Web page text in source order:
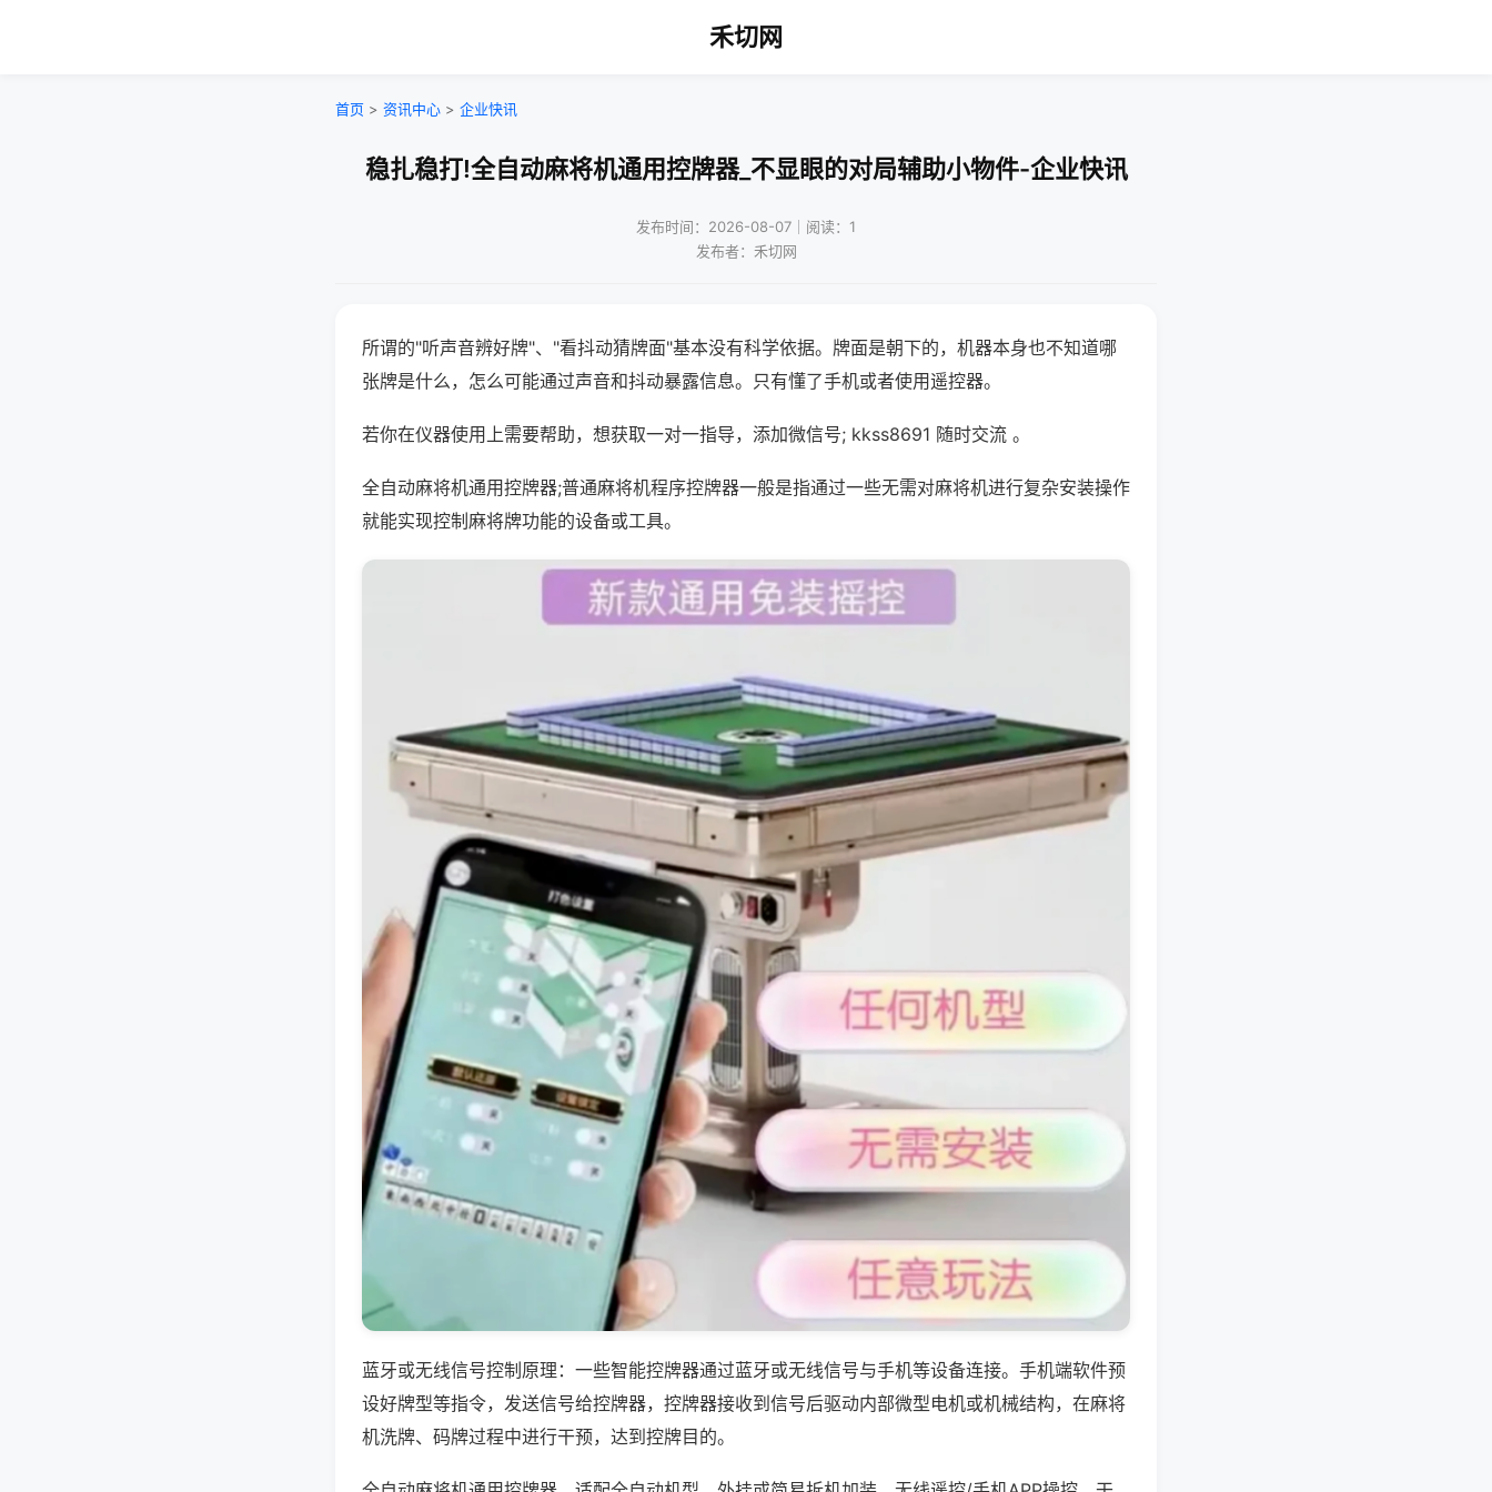
禾切网
首页 > 资讯中心 > 企业快讯
稳扎稳打!全自动麻将机通用控牌器_不显眼的对局辅助小物件-企业快讯
发布时间：2026-08-07｜阅读：1
发布者：禾切网
所谓的"听声音辨好牌"、"看抖动猜牌面"基本没有科学依据。牌面是朝下的，机器本身也不知道哪
张牌是什么，怎么可能通过声音和抖动暴露信息。只有懂了手机或者使用遥控器。
若你在仪器使用上需要帮助，想获取一对一指导，添加微信号; kkss8691 随时交流 。
全自动麻将机通用控牌器;普通麻将机程序控牌器一般是指通过一些无需对麻将机进行复杂安装操作
就能实现控制麻将牌功能的设备或工具。
蓝牙或无线信号控制原理：一些智能控牌器通过蓝牙或无线信号与手机等设备连接。手机端软件预
设好牌型等指令，发送信号给控牌器，控牌器接收到信号后驱动内部微型电机或机械结构，在麻将
机洗牌、码牌过程中进行干预，达到控牌目的。